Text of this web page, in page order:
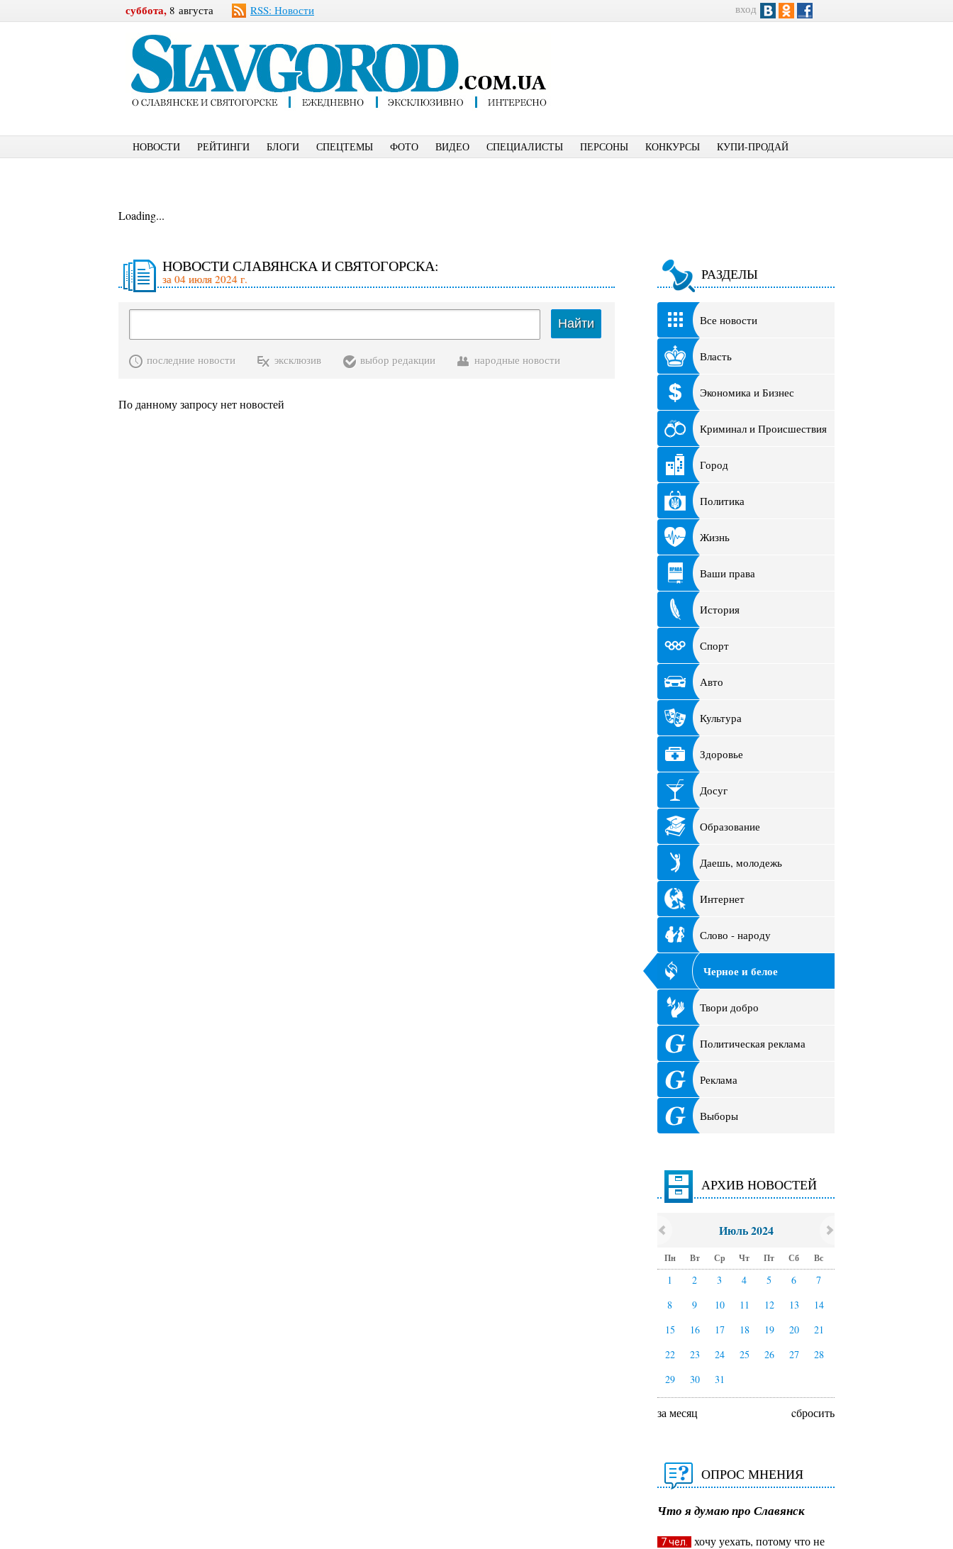
суббота, 8 августа RSS: Новости вход
НОВОСТИ РЕЙТИНГИ БЛОГИ СПЕЦТЕМЫ ФОТО ВИДЕО СПЕЦИАЛИСТЫ ПЕРСОНЫ КОНКУРСЫ КУПИ-ПРОДАЙ
Loading...
НОВОСТИ СЛАВЯНСКА И СВЯТОГОРСКА:
за 04 июля 2024 г.
Найти
последние новости эксклюзив выбор редакции народные новости
По данному запросу нет новостей
РАЗДЕЛЫ
Все новости
Власть
Экономика и Бизнес
Криминал и Происшествия
Город
Политика
Жизнь
Ваши права
История
Спорт
Авто
Культура
Здоровье
Досуг
Образование
Даешь, молодежь
Интернет
Слово - народу
Черное и белое
Твори добро
Политическая реклама
Реклама
Выборы
АРХИВ НОВОСТЕЙ
Июль 2024
Пн Вт Ср Чт Пт Сб Вс
1 2 3 4 5 6
7
8
9 10 11 12 13
14
15
16 17 18 19 20
21
22
23 24 25 26 27
28
29
30 31
за месяц cбросить
ОПРОС МНЕНИЯ
Что я думаю про Славянск
7 чел.
хочу уехать, потому что не